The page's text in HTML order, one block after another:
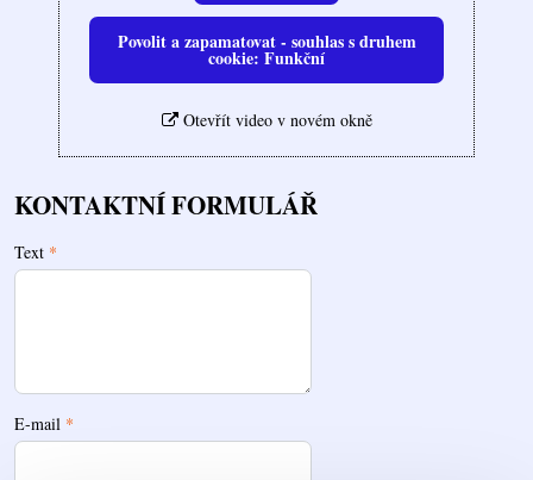
Povolit a zapamatovat - souhlas s druhem
cookie: Funkční
Otevřít video v novém okně
KONTAKTNÍ FORMULÁŘ
Text *
E-mail *